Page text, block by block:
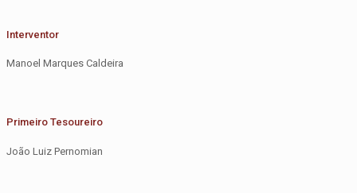
Interventor
Manoel Marques Caldeira
Primeiro Tesoureiro
João Luiz Pernomian